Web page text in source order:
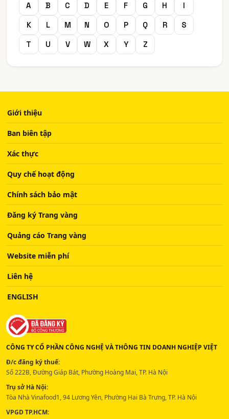
A B C D E F G H
I
K
L M N O P Q R
S
T
U V W X Y Z
Giới thiệu
Ban biên tập
Xác thực
Quy chế hoạt động
Chính sách bảo mật
Đăng ký Trang vàng
Quảng cáo Trang vàng
Website miễn phí
Liên hệ
ENGLISH
CÔNG TY CỔ PHẦN CÔNG NGHỆ VÀ THÔNG TIN DOANH NGHIỆP VIỆT
Đ/c đăng ký thuế:
Số 222B, Đường Giáp Bát, Phường Hoàng Mai, TP. Hà Nội
Trụ sở Hà Nội:
Tòa Nhà Vinafood1, 94 Lương Yên, Phường Hai Bà Trưng, TP. Hà Nội
VPGD TP.HCM: